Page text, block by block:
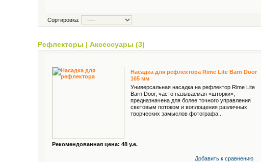
Сортировка:
Рефлекторы | Аксессуары (3)
Насадка для рефлектора Rime Lite Barn Door
165 мм
Универсальная насадка на рефлектор Rime Lite
Barn Door, часто называемая «шторки»,
предназначена для более точного управления
световым потоком и воплощения различных
творческих замыслов фотографа...
Рекомендованная цена: 48 у.е.
Добавить к cравнению